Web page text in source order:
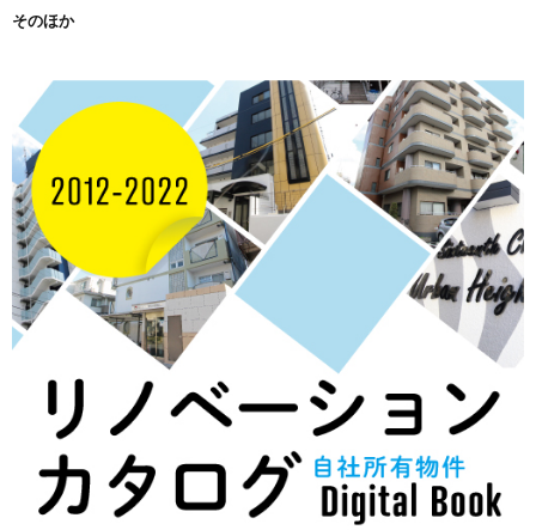
そのほか